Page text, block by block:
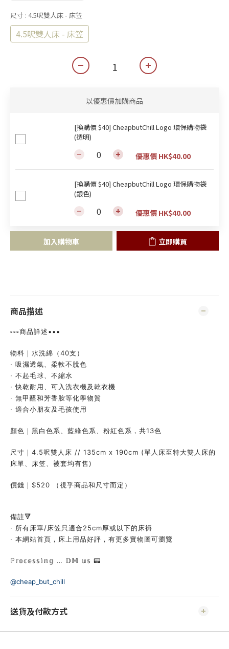
尺寸 : 4.5呎雙人床 - 床笠
4.5呎雙人床 - 床笠
以優惠價加購商品
[換購價 $40] CheapbutChill Logo 環保購物袋
(透明)
優惠價 HK$40.00
[換購價 $40] CheapbutChill Logo 環保購物袋
(銀色)
優惠價 HK$40.00
加入購物車 立即購買
商品描述
▫️▫️▫️商品詳述▪️▪️▪️
物料｜水洗綿（40支）
· 吸濕透氣、柔軟不脫色
· 不起毛球、不縮水
· 快乾耐用、可入洗衣機及乾衣機
· 無甲醛和芳香胺等化學物質
· 適合小朋友及毛孩使用
顏色｜黑白色系、藍綠色系、粉紅色系，共13色
尺寸｜4.5呎雙人床 // 135cm x 190cm (單人床至特大雙人床的
床單、床笠、被套均有售)
價錢｜$520 （視乎商品和尺寸而定）
備註🔻
· 所有床單/床笠只適合25cm厚或以下的床褥
· 本網站首頁，床上用品好評，有更多實物圖可瀏覽
ℙ𝕣𝕠𝕔𝕖𝕤𝕤𝕚𝕟𝕘 … 𝔻𝕄 𝕦𝕤 📟
@cheap_but_chill
送貨及付款方式